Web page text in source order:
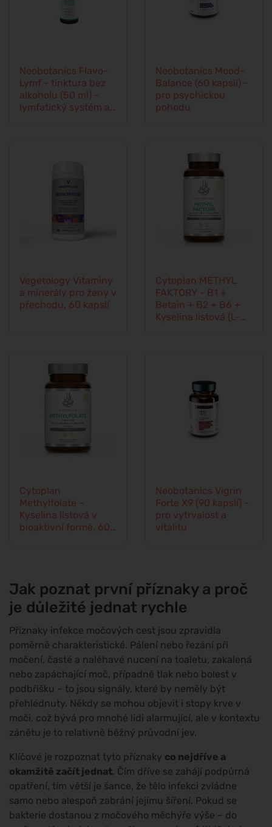
Neobotanics Flavo-
Lymf - tinktura bez
alkoholu (50 ml) -
lymfatický systém a
Neobotanics Mood-
Balance (60 kapslí) -
pro psychickou
pohodu
Vegetology Vitaminy
a minerály pro ženy v
přechodu, 60 kapslí
Cytoplan METHYL
FAKTORY - B1 +
Betain + B2 + B6 +
Kyselina listová (L-
Cytoplan
Methylfolate –
Kyselina listová v
bioaktivní formě, 60
Neobotanics Vigrin
Forte X9 (90 kapslí) -
pro vytrvalost a
vitalitu
Jak poznat první příznaky a proč
je důležité jednat rychle
Příznaky infekce močových cest jsou zpravidla
poměrně charakteristické. Pálení nebo řezání při
močení, časté a naléhavé nucení na toaletu, zakalená
nebo zapáchající moč, případně tlak nebo bolest v
podbřišku – to jsou signály, které by neměly být
přehlédnuty. Někdy se mohou objevit i stopy krve v
moči, což bývá pro mnohé lidi alarmující, ale v kontextu
zánětu je to relativně běžný průvodní jev.
Klíčové je rozpoznat tyto příznaky co nejdříve a
okamžitě začít jednat. Čím dříve se zahájí podpůrná
opatření, tím větší je šance, že tělo infekci zvládne
samo nebo alespoň zabrání jejímu šíření. Pokud se
bakterie dostanou z močového měchýře výše – do